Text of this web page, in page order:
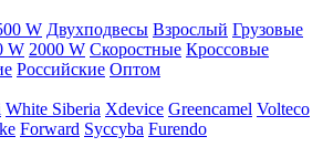
W Двухподвесы Взрослый Грузовые
W 2000 W Скоростные Кроссовые
Российские Оптом
White Siberia Xdevice Greencamel Volteco
Forward Syccyba Furendo